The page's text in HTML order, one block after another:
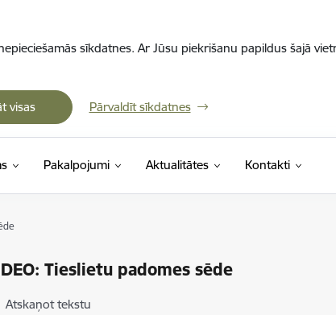
sīkdatnes. Ar Jūsu piekrišanu papildus šajā
visas Pārvaldīt sīkdatnes
Pakalpojumi Aktualitātes Kontakti
Tieslietu padomes sēde
Atskaņot tekstu